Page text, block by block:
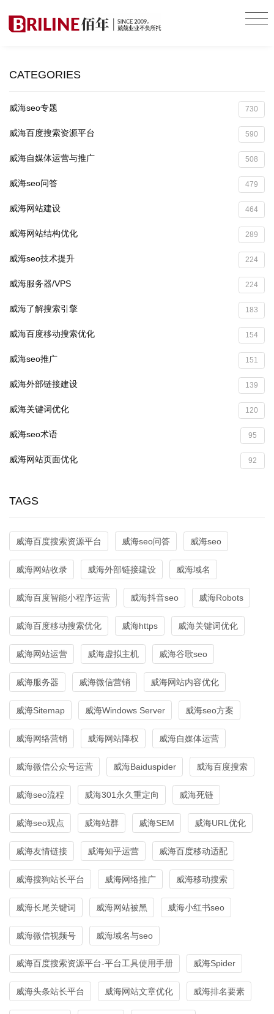
CATEGORIES
威海seo专题 730
威海百度搜索资源平台 590
威海自媒体运营与推广 508
威海seo问答 479
威海网站建设 464
威海网站结构优化 289
威海seo技术提升 224
威海服务器/VPS 224
威海了解搜索引擎 183
威海百度移动搜索优化 154
威海seo推广 151
威海外部链接建设 139
威海关键词优化 120
威海seo术语 95
威海网站页面优化 92
TAGS
威海百度搜索资源平台 威海seo问答 威海seo
威海网站收录 威海外部链接建设 威海域名
威海百度智能小程序运营 威海抖音seo 威海Robots
威海百度移动搜索优化 威海https 威海关键词优化
威海网站运营 威海虚拟主机 威海谷歌seo
威海服务器 威海微信营销 威海网站内容优化
威海Sitemap 威海Windows Server 威海seo方案
威海网络营销 威海网站降权 威海自媒体运营
威海微信公众号运营 威海Baiduspider 威海百度搜索
威海seo流程 威海301永久重定向 威海死链
威海seo观点 威海站群 威海SEM 威海URL优化
威海友情链接 威海知乎运营 威海百度移动适配
威海搜狗站长平台 威海网络推广 威海移动搜索
威海长尾关键词 威海网站被黑 威海小红书seo
威海微信视频号 威海域名与seo
威海百度搜索资源平台-平台工具使用手册 威海Spider
威海头条站长平台 威海网站文章优化 威海排名要素